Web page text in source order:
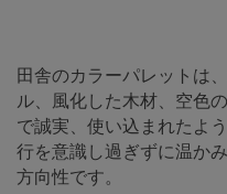
田舎のカラーパレットは
ル、風化した木材、空色
で誠実、使い込まれたよ
行を意識し過ぎずに温か
方向性です。